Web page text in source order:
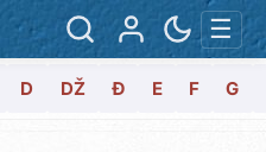
☰
D DŽ Đ E F G